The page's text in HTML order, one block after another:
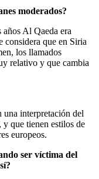
moderados?
Al Qaeda era
considera que en Siria
los llamados
relativo y que cambia
una interpretación del
que tienen estilos de
europeos.
ser víctima del